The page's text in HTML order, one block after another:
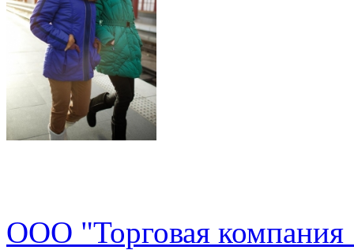
ООО "Торговая компания